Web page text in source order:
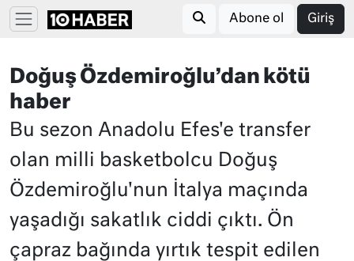
Abone ol Giriş
Doğuş Özdemiroğlu’dan kötü
haber
Bu sezon Anadolu Efes'e transfer
olan milli basketbolcu Doğuş
Özdemiroğlu'nun İtalya maçında
yaşadığı sakatlık ciddi çıktı. Ön
çapraz bağında yırtık tespit edilen